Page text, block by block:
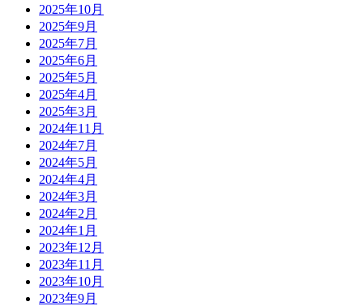
2025年10月
2025年9月
2025年7月
2025年6月
2025年5月
2025年4月
2025年3月
2024年11月
2024年7月
2024年5月
2024年4月
2024年3月
2024年2月
2024年1月
2023年12月
2023年11月
2023年10月
2023年9月